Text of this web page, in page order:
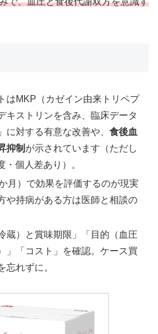
はMKP（カゼイン由来トリペプ
キストリンを含み、臨床データ
」に対する有意な改善や、食後血
抑制 が示されています（ただし
・個人差あり）。
月）で効果を評価するのが現実
や持病がある方は医師と相談の
蔵）と賞味期限」「目的（血圧
」「コスト」を確認。ケース買
忘れずに。